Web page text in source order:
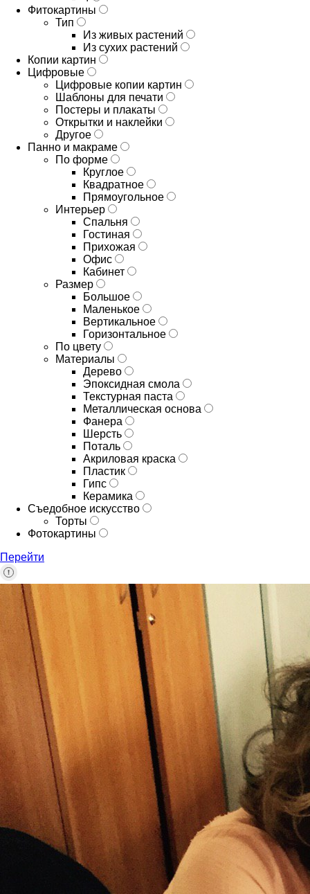
Фитокартины
Тип
Из живых растений
Из сухих растений
Копии картин
Цифровые
Цифровые копии картин
Шаблоны для печати
Постеры и плакаты
Открытки и наклейки
Другое
Панно и макраме
По форме
Круглое
Квадратное
Прямоугольное
Интерьер
Спальня
Гостиная
Прихожая
Офис
Кабинет
Размер
Большое
Маленькое
Вертикальное
Горизонтальное
По цвету
Материалы
Дерево
Эпоксидная смола
Текстурная паста
Металлическая основа
Фанера
Шерсть
Поталь
Акриловая краска
Пластик
Гипс
Керамика
Съедобное искусство
Торты
Фотокартины
Перейти